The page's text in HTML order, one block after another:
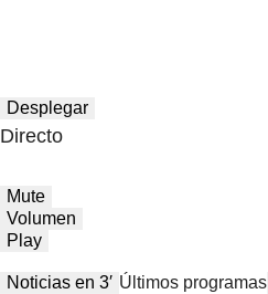
Desplegar
Directo
Mute
Volumen
Play
Noticias en 3′ Últimos programas